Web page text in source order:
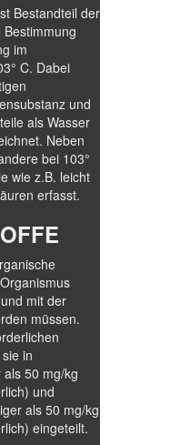
Bestandteil der
im
C. Dabei
und
als Wasser
Neben
bei 103°
wie z.B. leicht
erfasst.
mit der
müssen.
in
als 50 mg/kg
und
als 50 mg/kg
eingeteilt.